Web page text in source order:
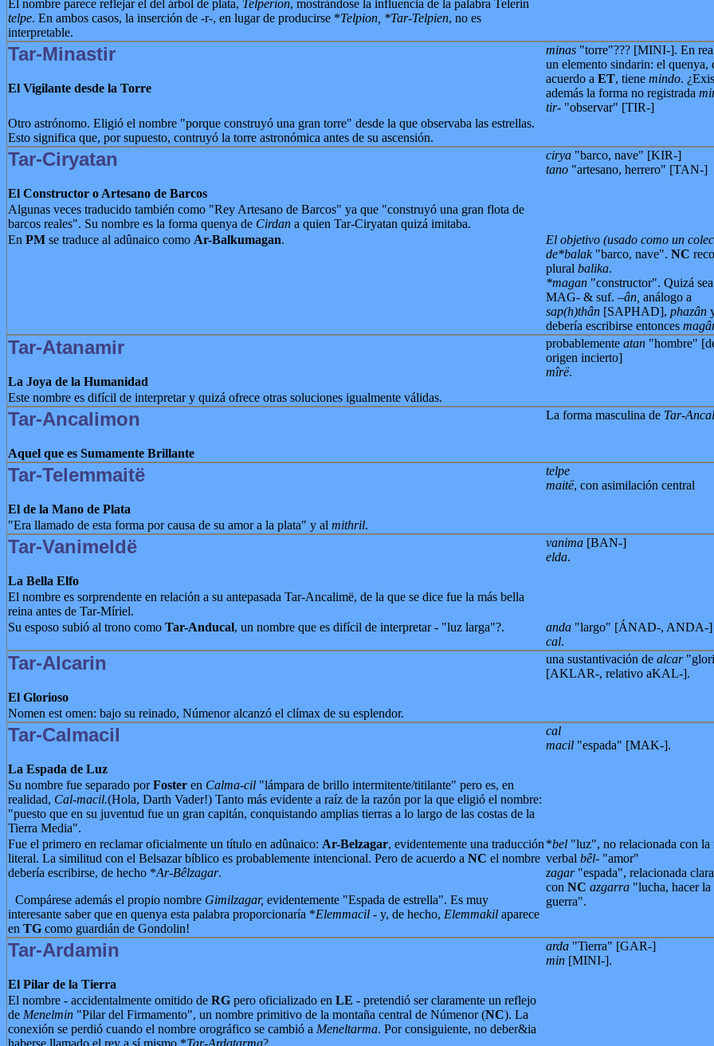
El nombre parece reflejar el del árbol de plata, Telperion, mostrándose la influencia de la palabra Telerin
telpe. En ambos casos, la inserción de -r-, en lugar de producirse *Telpion, *Tar-Telpien, no es
interpretable.
Tar-Minastir
El Vigilante desde la Torre
minas "torre"??? [MINI-]. En
un elemento sindarin: el quenya,
acuerdo a ET, tiene mindo.
además la forma no registrada
tir- "observar" [TIR-]
Otro astrónomo. Eligió el nombre "porque construyó una gran torre" desde la que observaba las estrellas.
Esto significa que, por supuesto, contruyó la torre astronómica antes de su ascensión.
Tar-Ciryatan
El Constructor o Artesano de Barcos
cirya "barco, nave" [KIR-]
tano "artesano, herrero" [TAN-]
Algunas veces traducido también como "Rey Artesano de Barcos" ya que "construyó una gran flota de
barcos reales". Su nombre es la forma quenya de Cirdan a quien Tar-Ciryatan quizá imitaba.
En PM se traduce al adûnaico como Ar-Balkumagan.
El objetivo (usado como un
de*balak"barco, nave". NC
plural balika.
*magan "constructor". Quizá sea
MAG- & suf. –ân, análogo a
sap(h)thân [SAPHAD], phazân
debería escribirse entonces
Tar-Atanamir
La Joya de la Humanidad
probablemente atan "hombre"
origen incierto]
mîrë.
Este nombre es difícil de interpretar y quizá ofrece otras soluciones igualmente válidas.
Tar-Ancalimon
Aquel que es Sumamente Brillante
La forma masculina de Tar-
Tar-Telemmaitë
El de la Mano de Plata
telpe
maitë, con asimilación central
"Era llamado de esta forma por causa de su amor a la plata" y al mithril.
Tar-Vanimeldë
La Bella Elfo
vanima [BAN-]
elda.
El nombre es sorprendente en relación a su antepasada Tar-Ancalimë, de la que se dice fue la más bella
reina antes de Tar-Míriel.
Su esposo subió al trono como Tar-Anducal, un nombre que es difícil de interpretar - "luz larga"?. anda "largo" [ÁNAD-, ANDA-]
cal.
Tar-Alcarin
El Glorioso
una sustantivación de alcar
[AKLAR-, relativo aKAL-].
Nomen est omen: bajo su reinado, Númenor alcanzó el clímax de su esplendor.
Tar-Calmacil
La Espada de Luz
cal
macil "espada" [MAK-].
Su nombre fue separado porFoster en Calma-cil "lámpara de brillo intermitente/titilante" pero es, en
realidad, Cal-macil.(Hola, Darth Vader!) Tanto más evidente a raíz de la razón por la que eligió el nombre:
"puesto que en su juventud fue un gran capitán, conquistando amplias tierras a lo largo de las costas de la
Tierra Media".
Fue el primero en reclamar oficialmente un título en adûnaico: Ar-Belzagar, evidentemente una traducción
literal. La similitud con el Belsazar bíblico es probablemente intencional. Pero de acuerdo a NC el nombre
debería escribirse, de hecho *Ar-Bêlzagar.
Compárese además el propio nombre Gimilzagar, evidentemente "Espada de estrella". Es muy
interesante saber que en quenya esta palabra proporcionaría *Elemmacil - y, de hecho, Elemmakil aparece
en TG como guardián de Gondolin!
*bel "luz", no relacionada con la
verbal bêl- "amor"
zagar"espada", relacionada
con NC azgarra "lucha, hacer la
guerra".
Tar-Ardamin
El Pilar de la Tierra
arda "Tierra" [GAR-]
min [MINI-].
El nombre - accidentalmente omitido de RG pero oficializado en LE - pretendió ser claramente un reflejo
de Menelmin "Pilar del Firmamento", un nombre primitivo de la montaña central de Númenor (NC). La
conexión se perdió cuando el nombre orográfico se cambió a Meneltarma. Por consiguiente, no deber&ia
haberse llamado el rey a sí mismo *Tar-Ardatarma?